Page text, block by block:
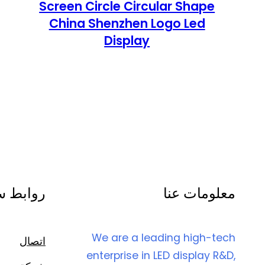
Screen Circle Circular Shape
China Shenzhen Logo Led
Display
معلومات عنا
We are a leading high-tech
enterprise in LED display R&D,
روابط
اتصال